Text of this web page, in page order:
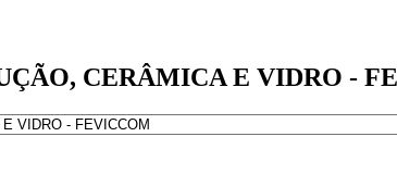
CERÂMICA E VIDRO -